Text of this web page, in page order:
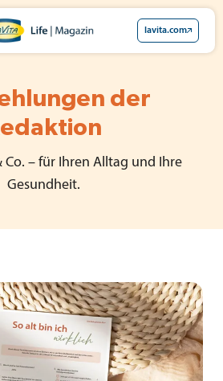
lavita.com
der
Co. – für Ihren Alltag und Ihre
Gesundheit.